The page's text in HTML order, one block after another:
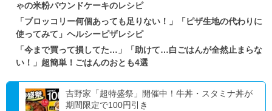
ゃの米粉パウンドケーキのレシピ
「ブロッコリー何個あっても足りない！」「ピザ生地の代わりに
使ってみて」ヘルシーピザレシピ
「今まで買って損してた…」「助けて…白ごはんが全然止まらな
い！」超簡単！ごはんのおとも4選
吉野家「超特盛祭」開催中！牛丼・スタミナ丼が
期間限定で100円引き